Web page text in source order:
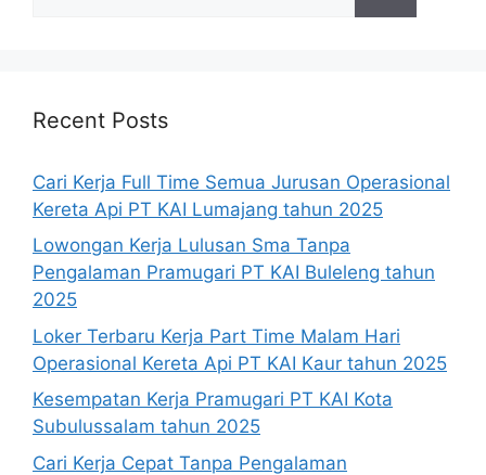
for:
Recent Posts
Cari Kerja Full Time Semua Jurusan Operasional
Kereta Api PT KAI Lumajang tahun 2025
Lowongan Kerja Lulusan Sma Tanpa
Pengalaman Pramugari PT KAI Buleleng tahun
2025
Loker Terbaru Kerja Part Time Malam Hari
Operasional Kereta Api PT KAI Kaur tahun 2025
Kesempatan Kerja Pramugari PT KAI Kota
Subulussalam tahun 2025
Cari Kerja Cepat Tanpa Pengalaman